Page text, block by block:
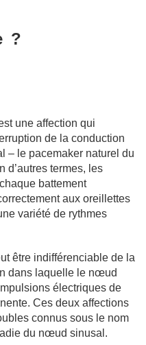
?
une affection qui
de la conduction
– le pacemaker naturel du
d’autres termes, les
battement
aux oreillettes
variété de rythmes
être indifférenciable de la
dans laquelle le nœud
électriques de
Ces deux affections
connus sous le nom
du nœud sinusal.